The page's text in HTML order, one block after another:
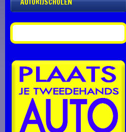
AUTORIJSCHOLEN